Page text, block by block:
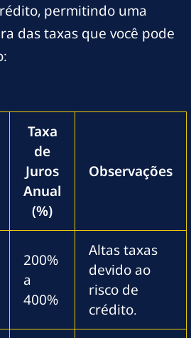
permitindo uma
das taxas que você pode
Taxa
de
Juros
Anual
(%)
Observações
200%
a
400%
Altas taxas
devido ao
risco de
crédito.